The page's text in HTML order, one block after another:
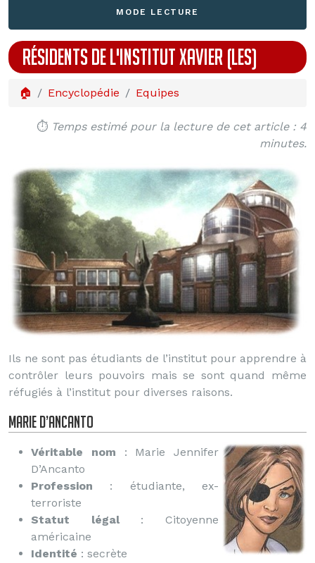
MODE LECTURE
RÉSIDENTS DE L'INSTITUT XAVIER (LES)
🏠 Encyclopédie Equipes
⏱️ Temps estimé pour la lecture de cet article : 4
minutes.
Ils ne sont pas étudiants de l’institut pour apprendre à
contrôler leurs pouvoirs mais se sont quand même
réfugiés à l’institut pour diverses raisons.
Marie d’Ancanto
Véritable nom : Marie Jennifer
D’Ancanto
Profession : étudiante, ex-
terroriste
Statut légal: Citoyenne
américaine
Identité : secrète